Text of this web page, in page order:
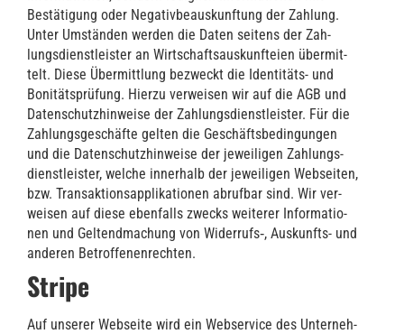
Bestä­ti­gung oder Nega­tiv­be­aus­kunf­tung der Zah­lung.
Unter Umstän­den wer­den die Daten sei­tens der Zah­
lungs­dienst­leis­ter an Wirt­schafts­aus­kunftei­en über­mit­
telt. Die­se Über­mitt­lung bezweckt die Iden­ti­täts- und
Boni­täts­prü­fung. Hier­zu ver­wei­sen wir auf die AGB und
Daten­schutz­hin­wei­se der Zah­lungs­dienst­leis­ter. Für die
Zah­lungs­ge­schäf­te gel­ten die Geschäfts­be­din­gun­gen
und die Daten­schutz­hin­wei­se der jewei­li­gen Zah­lungs­
dienst­leis­ter, wel­che inner­halb der jewei­li­gen Web­sei­ten,
bzw. Trans­ak­ti­ons­ap­pli­ka­tio­nen abruf­bar sind. Wir ver­
wei­sen auf die­se eben­falls zwecks wei­te­rer Infor­ma­tio­
nen und Gel­tend­ma­chung von Widerrufs‑, Aus­kunfts- und
ande­ren Betrof­fe­nen­rech­ten.
Stripe
Auf unse­rer Web­sei­te wird ein Web­ser­vice des Unter­neh­